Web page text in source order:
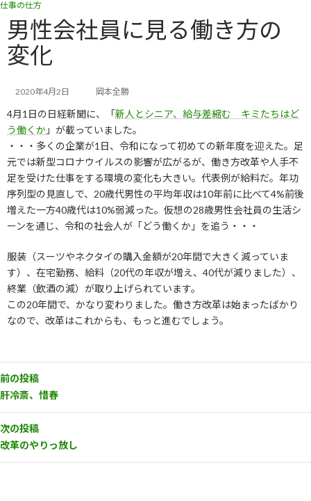
コ
テ
ン
ツ
ッ
プ
ナ
ゲ
ー
シ
移
動
仕事の仕方
男性会社員に見る働き方の
変化
2020年4月2日 岡本全勝
4月1日の日経新聞に、「新人とシニア、給与差縮む キミたちはど
う働くか 」が載っていました。
・・・多くの企業が1日、令和になって初めての新年度を迎えた。足
元では新型コロナウイルスの影響が広がるが、働き方改革や人手不
足を受けた仕事をする環境の変化も大きい。代表例が給料だ。年功
序列型の見直しで、20歳代男性の平均年収は10年前に比べて4%前後
増えた一方40歳代は10%弱減った。仮想の28歳男性会社員の生活シ
ーンを通じ、令和の社会人が「どう働くか」を追う・・・
服装（スーツやネクタイの購入金額が20年間で大きく減っていま
す）、在宅勤務、給料（20代の年収が増え、40代が減りました）、
終業（飲酒の減）が取り上げられています。
この20年間で、かなり変わりました。働き方改革は始まったばかり
なので、改革はこれからも、もっと進むでしょう。
前の投稿
肝冷斎、惜春
次の投稿
改革のやりっ放し